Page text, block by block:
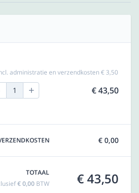
administratie en verzendkosten € 3,50
1 + € 43,50
€ 0,00
TOTAAL
€ 0,00 BTW € 43,50